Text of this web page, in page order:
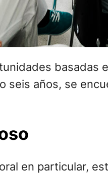
seis años, se
en particular,